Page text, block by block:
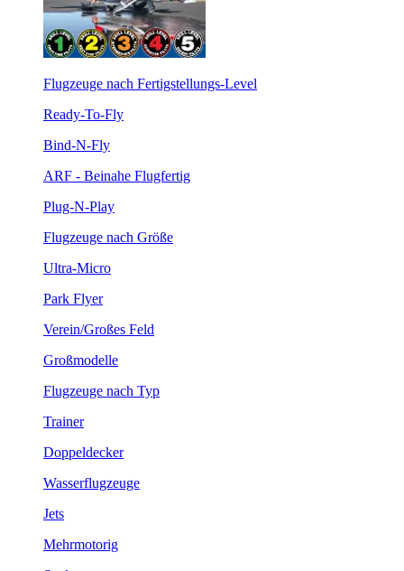
Flugzeuge nach Fertigstellungs-Level
Ready-To-Fly
Bind-N-Fly
ARF - Beinahe Flugfertig
Plug-N-Play
Flugzeuge nach Größe
Ultra-Micro
Park Flyer
Verein/Großes Feld
Großmodelle
Flugzeuge nach Typ
Trainer
Doppeldecker
Wasserflugzeuge
Jets
Mehrmotorig